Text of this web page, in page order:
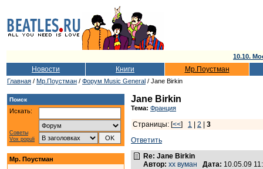
10.10.
Новости Книги Мр.Поустман
Главная / Мр.Поустман / Форум Music General / Jane Birkin
Поиск
Искать:
Советы
Vox populi
Мр. Поустман
Jane Birkin
Тема: Франция
Страницы: [<<] 1 2
3
Ответить
Re: Jane Birkin
Автор: хх вуман Дата: 10.05.09